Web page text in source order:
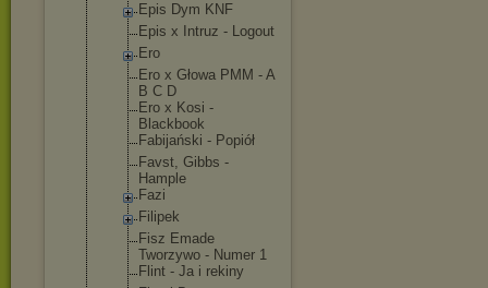
Epis Dym KNF
Epis x Intruz - Logout
Ero
Ero x Głowa PMM - A
B C D
Ero x Kosi -
Blackbook
Fabijański - Popiół
Favst, Gibbs -
Hample
Fazi
Filipek
Fisz Emade
Tworzywo - Numer 1
Flint - Ja i rekiny